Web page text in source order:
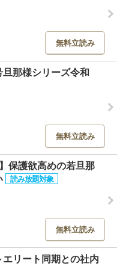
無料立読み
那様シリーズ令和
無料立読み
保護欲高めの若旦那
無料立読み
リート同期との社内